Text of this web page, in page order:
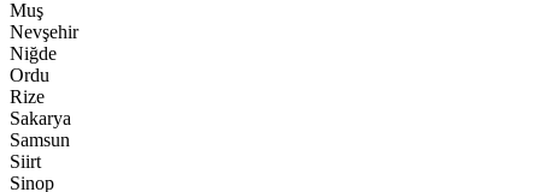
Muş
Nevşehir
Niğde
Ordu
Rize
Sakarya
Samsun
Siirt
Sinop